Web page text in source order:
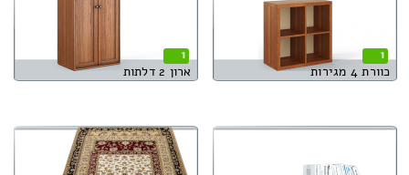
1
כוורת 4 מגירות
1
ארון 2 דלתות